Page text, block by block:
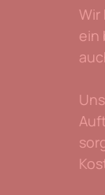
Wir
ein